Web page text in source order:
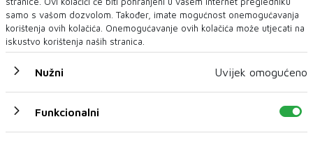
NAJNOVIJE
samo s vašom dozvolom. Također, imate mogućnost onemogućavanja
korištenja ovih kolačića. Onemogućavanje ovih kolačića može utjecati na
iskustvo korištenja naših stranica.
Nužni Uvijek omogućeno
Funkcionalni